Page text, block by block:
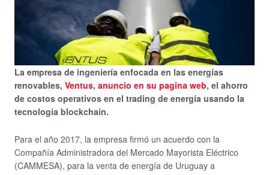
La empresa de ingeniería enfocada en las energías
renovables, Ventus, anuncio en su pagina web, el ahorro
de costos operativos en el trading de energía usando la
tecnología blockchain.
Para el año 2017, la empresa firmó un acuerdo con la
Compañía Administradora del Mercado Mayorista Eléctrico
(CAMMESA), para la venta de energía de Uruguay a